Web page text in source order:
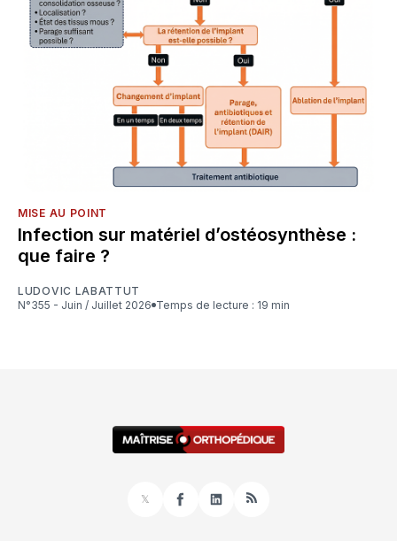
MISE AU POINT
Infection sur matériel d’ostéosynthèse :
que faire ?
LUDOVIC LABATTUT
N°355 - Juin / Juillet 2026
Temps de lecture : 19 min
𝕏
FacebookLinkedInRSS